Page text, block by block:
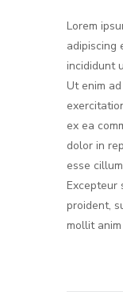
Lorem
adipiscing
incididunt
Ut enim
ex ea
dolor in
esse
Excepteur
proident,
mollit